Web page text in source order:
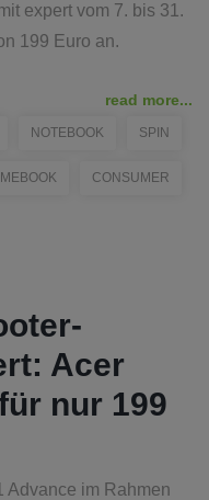
expert vom 7. bis 31.
199 Euro an.
read more...
NOTEBOOK SPIN
CONSUMER
Acer
nur 199
Advance im Rahmen